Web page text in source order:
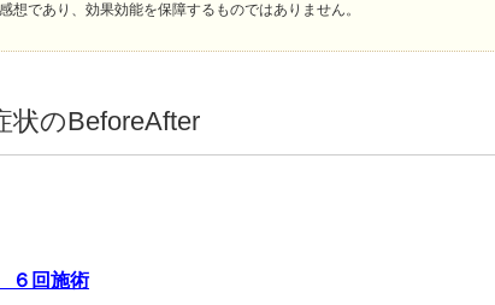
想であり、効果効能を保障するものではありません。
状のBeforeAfter
回施術